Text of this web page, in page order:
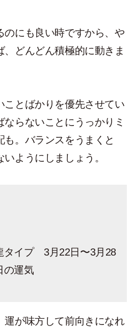
のにも良い時ですから、や
、どんどん積極的に動きま
ことばかりを優先させてい
ならないことにうっかりミ
も。バランスをうまくと
ようにしましょう。
タイプ 3月22日〜3月28
の運気
運が味方して前向きになれ